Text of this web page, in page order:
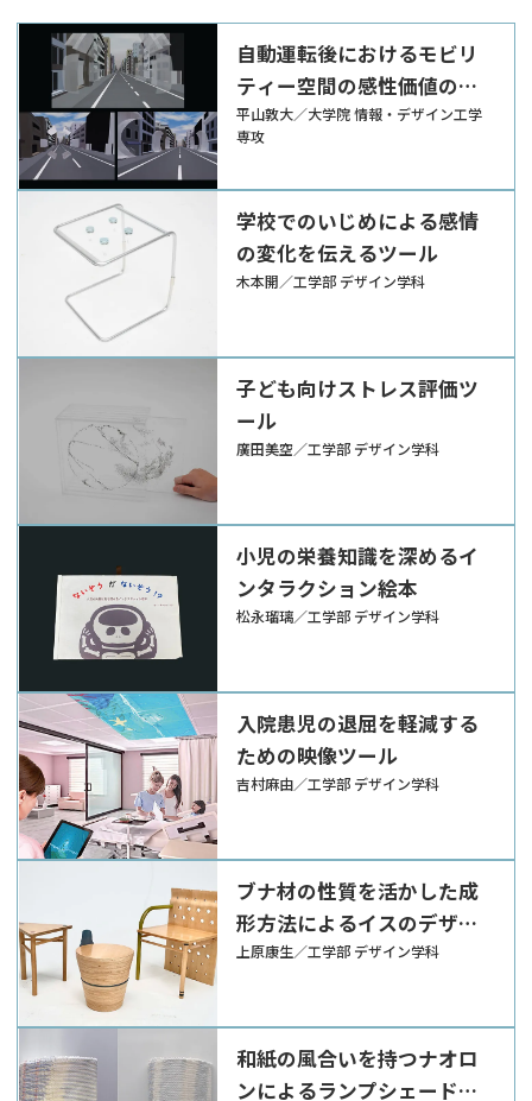
自動運転後におけるモビリ
ティー空間の感性価値の考
案
平山敦大／大学院 情報・デザイン工学
専攻
学校でのいじめによる感情
の変化を伝えるツール
木本開／工学部 デザイン学科
子ども向けストレス評価ツ
ール
廣田美空／工学部 デザイン学科
小児の栄養知識を深めるイ
ンタラクション絵本
松永瑠璃／工学部 デザイン学科
入院患児の退屈を軽減する
ための映像ツール
吉村麻由／工学部 デザイン学科
ブナ材の性質を活かした成
形方法によるイスのデザイ
ン
上原康生／工学部 デザイン学科
和紙の風合いを持つナオロ
ンによるランプシェードの